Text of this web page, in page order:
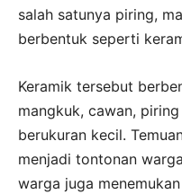
salah satunya piring,
berbentuk seperti
Keramik tersebut
mangkuk, cawan,
berukuran kecil.
menjadi tontonan
warga juga